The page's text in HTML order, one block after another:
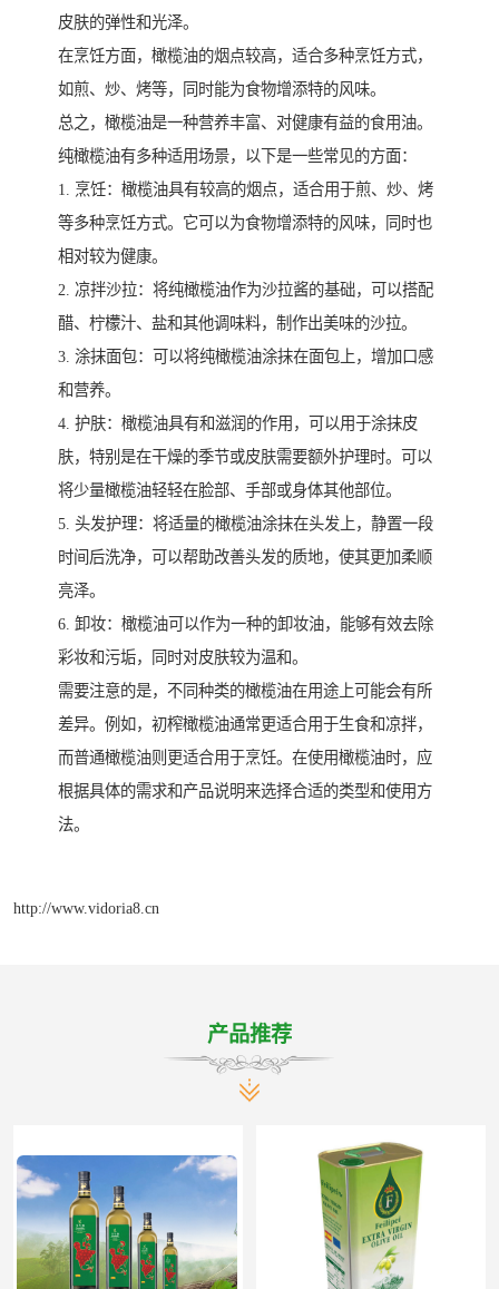
皮肤的弹性和光泽。
在烹饪方面，橄榄油的烟点较高，适合多种烹饪方式，
如煎、炒、烤等，同时能为食物增添特的风味。
总之，橄榄油是一种营养丰富、对健康有益的食用油。
纯橄榄油有多种适用场景，以下是一些常见的方面：
1. 烹饪：橄榄油具有较高的烟点，适合用于煎、炒、烤
等多种烹饪方式。它可以为食物增添特的风味，同时也
相对较为健康。
2. 凉拌沙拉：将纯橄榄油作为沙拉酱的基础，可以搭配
醋、柠檬汁、盐和其他调味料，制作出美味的沙拉。
3. 涂抹面包：可以将纯橄榄油涂抹在面包上，增加口感
和营养。
4. 护肤：橄榄油具有和滋润的作用，可以用于涂抹皮
肤，特别是在干燥的季节或皮肤需要额外护理时。可以
将少量橄榄油轻轻在脸部、手部或身体其他部位。
5. 头发护理：将适量的橄榄油涂抹在头发上，静置一段
时间后洗净，可以帮助改善头发的质地，使其更加柔顺
亮泽。
6. 卸妆：橄榄油可以作为一种的卸妆油，能够有效去除
彩妆和污垢，同时对皮肤较为温和。
需要注意的是，不同种类的橄榄油在用途上可能会有所
差异。例如，初榨橄榄油通常更适合用于生食和凉拌，
而普通橄榄油则更适合用于烹饪。在使用橄榄油时，应
根据具体的需求和产品说明来选择合适的类型和使用方
法。
http://www.vidoria8.cn
产品推荐